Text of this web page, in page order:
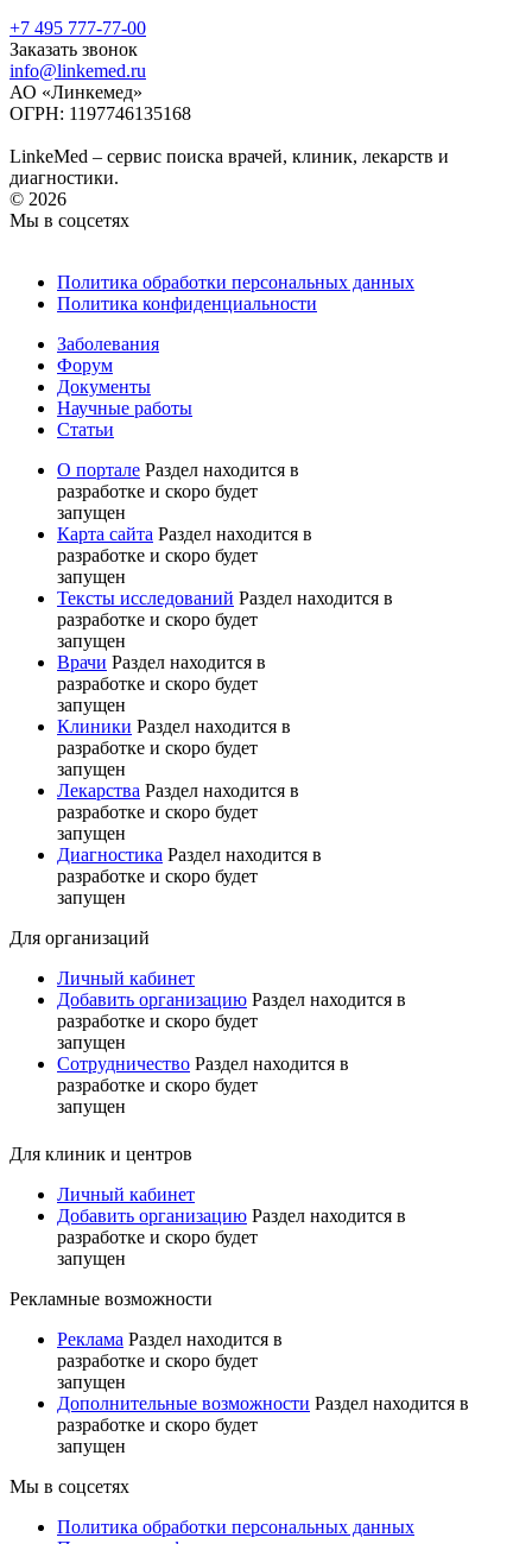
+7 495 777-77-00
Заказать звонок
info@linkemed.ru
АО «Линкемед»
ОГРН: 1197746135168
LinkeMed – сервис поиска врачей, клиник, лекарств и
диагностики.
© 2026
Мы в соцсетях
Политика обработки персональных данных
Политика конфиденциальности
Заболевания
Форум
Документы
Научные работы
Статьи
О портале Раздел находится в
разработке и скоро будет
запущен
Карта сайта Раздел находится в
разработке и скоро будет
запущен
Тексты исследований Раздел находится в
разработке и скоро будет
запущен
Врачи Раздел находится в
разработке и скоро будет
запущен
Клиники Раздел находится в
разработке и скоро будет
запущен
Лекарства Раздел находится в
разработке и скоро будет
запущен
Диагностика Раздел находится в
разработке и скоро будет
запущен
Для организаций
Личный кабинет
Добавить организацию Раздел находится в
разработке и скоро будет
запущен
Сотрудничество Раздел находится в
разработке и скоро будет
запущен
Для клиник и центров
Личный кабинет
Добавить организацию Раздел находится в
разработке и скоро будет
запущен
Рекламные возможности
Реклама Раздел находится в
разработке и скоро будет
запущен
Дополнительные возможности Раздел находится в
разработке и скоро будет
запущен
Мы в соцсетях
Политика обработки персональных данных